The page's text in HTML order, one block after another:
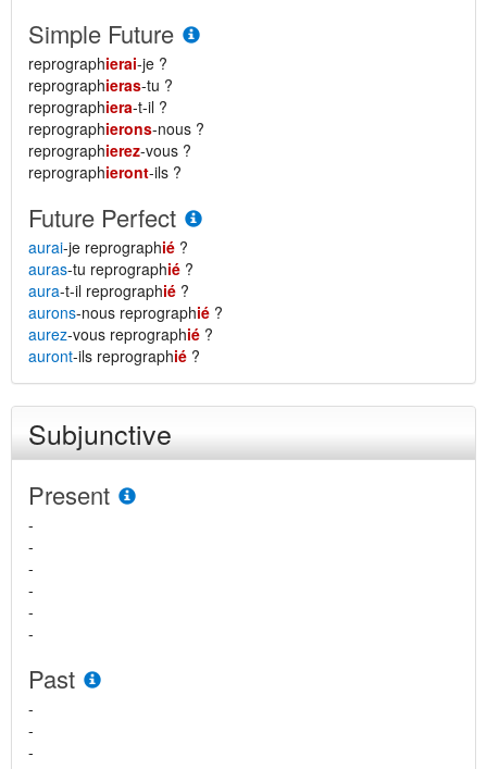
Simple Future
reprographierai-je ?
reprographieras-tu ?
reprographiera-t-il ?
reprographierons-nous ?
reprographierez-vous ?
reprographieront-ils ?
Future Perfect
aurai-je reprographié ?
auras-tu reprographié ?
aura-t-il reprographié ?
aurons-nous reprographié ?
aurez-vous reprographié ?
auront-ils reprographié ?
Subjunctive
Present
-
-
-
-
-
-
Past
-
-
-